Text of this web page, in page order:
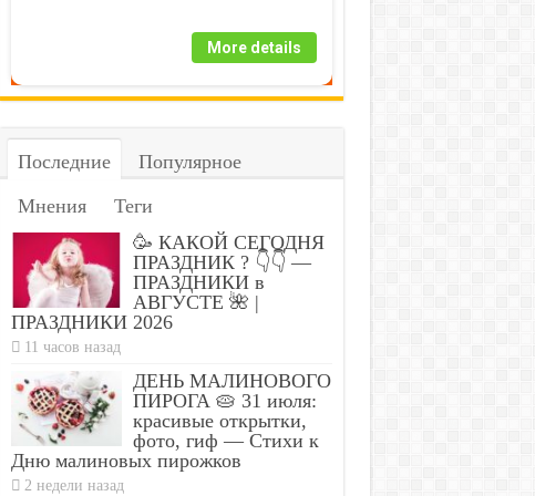
More details
Последние
Популярное
Мнения
Теги
🥳 КАКОЙ СЕГОДНЯ
ПРАЗДНИК ? 👇👇 —
ПРАЗДНИКИ в
АВГУСТЕ 🌺 |
ПРАЗДНИКИ 2026
11 часов назад
ДЕНЬ МАЛИНОВОГО
ПИРОГА 🥧 31 июля:
красивые открытки,
фото, гиф — Стихи к
Дню малиновых пирожков
2 недели назад